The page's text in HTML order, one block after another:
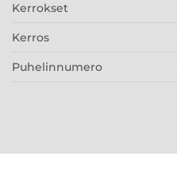
Kerrokset
Kerros
Puhelinnumero